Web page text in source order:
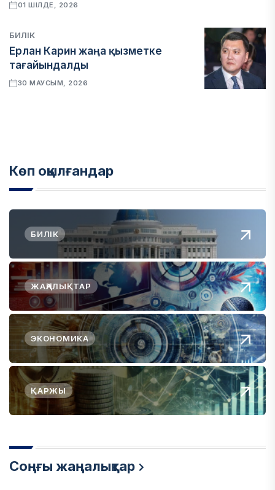
01 ШІЛДЕ, 2026
БИЛІК
Ерлан Карин жаңа қызметке
тағайындалды
30 МАУСЫМ, 2026
Көп оқылғандар
БИЛІК
ЖАҢАЛЫҚТАР
ЭКОНОМИКА
ҚАРЖЫ
Соңғы жаңалықтар